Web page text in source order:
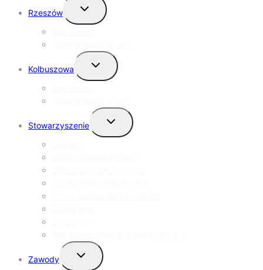
Rzeszów
Przełącz
menu
podrzędne
Kolbuszowa
Przełącz
menu
podrzędne
Stowarzyszenie
Przełącz
menu
podrzędne
Zawody
Przełącz
menu